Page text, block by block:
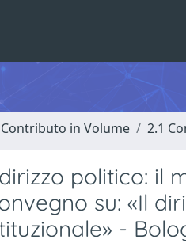
in Volume 2.1
politico: il
su: «Il
-